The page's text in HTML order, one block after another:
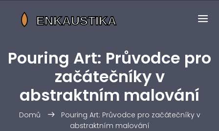
Pouring Art: Průvodce pro
začátečníky v
abstraktním malování
Domů
Pouring Art: Průvodce pro začátečníky v
abstraktním malování